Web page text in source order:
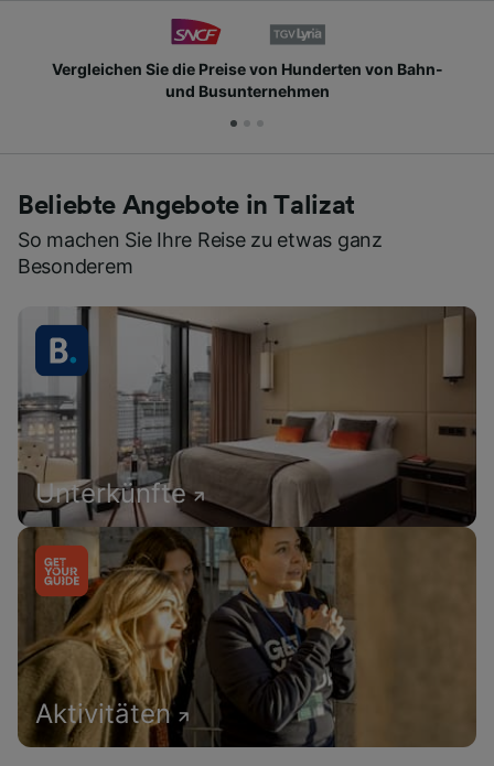
Vergleichen Sie die Preise von Hunderten von Bahn-
und Busunternehmen
Beliebte Angebote in Talizat
So machen Sie Ihre Reise zu etwas ganz
Besonderem
Unterkünfte
Aktivitäten